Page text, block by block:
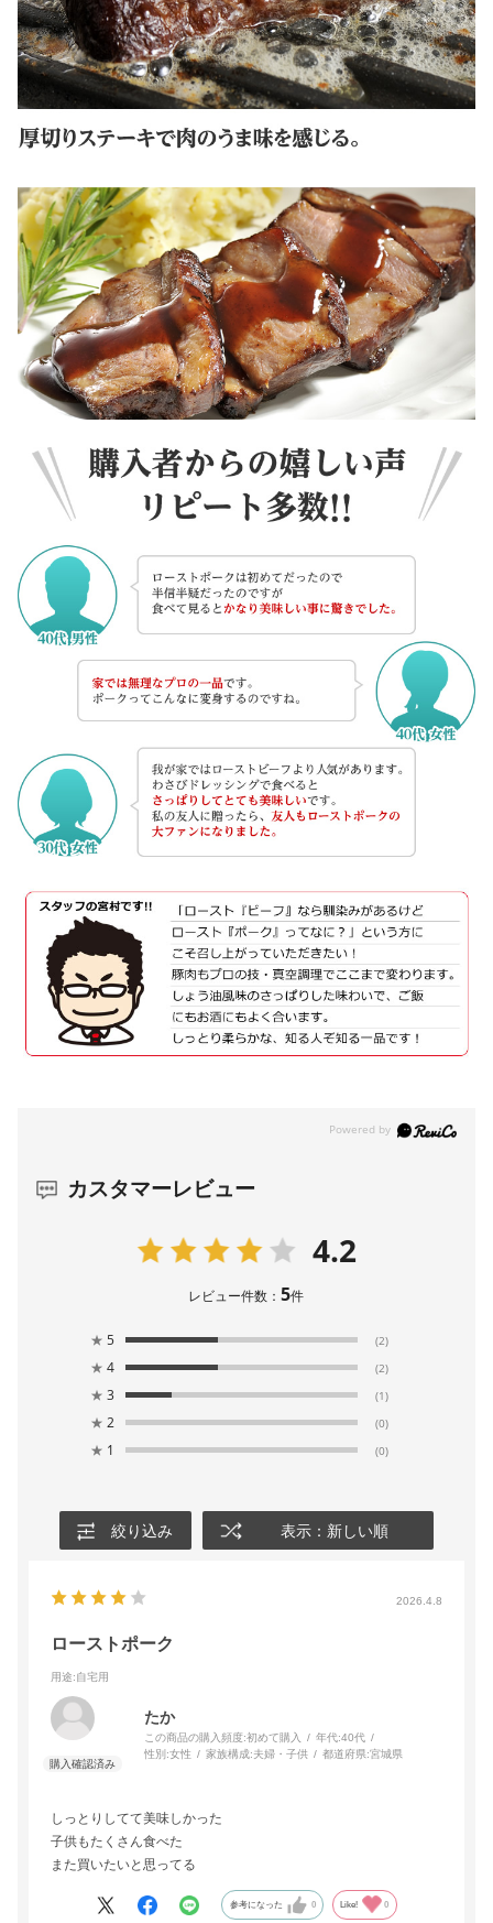
カスタマーレビュー
4.2
レビュー件数：5件
★ 5 (2)
★ 4 (2)
★ 3 (1)
★ 2 (0)
★ 1 (0)
絞り込み 表示：新しい順
2026.4.8
ローストポーク
用途:自宅用
たか
この商品の購入頻度:初めて購入 年代:40代
性別:女性 家族構成:夫婦・子供 都道府県:宮城県
しっとりしてて美味しかった
子供もたくさん食べた
また買いたいと思ってる
参考になった 0 Like! 0